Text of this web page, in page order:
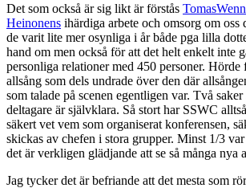
Det som också är sig likt är förstås
Heinonens ihärdiga arbete och omsorg om oss
de varit lite mer osynliga i år både pga lilla
hand om men också för att det helt enkelt inte
personliga relationer med 450 personer. Hörde
allsång som dels undrade över den där
som talade på scenen egentligen var. Två
deltagare är självklara. Så stort har SSWC
säkert vet vem som organiserat konferensen,
skickas av chefen i stora grupper. Minst 1/3
det är verkligen glädjande att se så många nya
Jag tycker det är befriande att det mesta som